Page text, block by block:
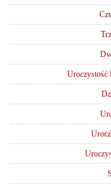
Uroczystość